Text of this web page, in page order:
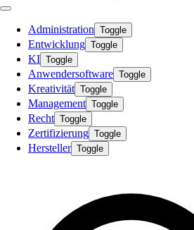
Administration Toggle
Entwicklung Toggle
KI Toggle
Anwendersoftware Toggle
Kreativität Toggle
Management Toggle
Recht Toggle
Zertifizierung Toggle
Hersteller Toggle